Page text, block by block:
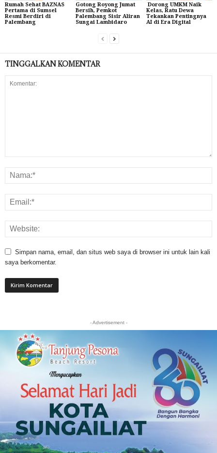
Rumah Sehat BAZNAS
Pertama di Sumsel
Resmi Berdiri di
Palembang
Gotong Royong Jumat
Bersih, Pemkot
Palembang Sisir Aliran
Sungai Lambidaro
Dorong UMKM Naik
Kelas, Ratu Dewa
Tekankan Pentingnya
AI di Era Digital
TINGGALKAN KOMENTAR
Simpan nama, email, dan situs web saya di browser ini untuk lain kali
saya berkomentar.
- Advertisement -